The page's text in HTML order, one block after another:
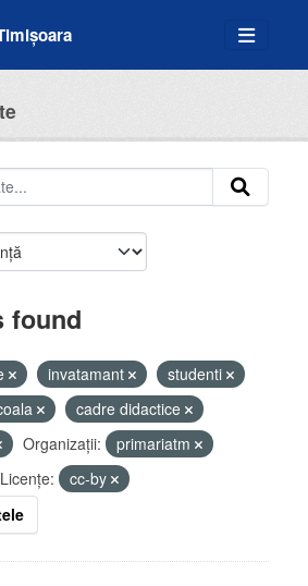
found
invatamant
studenti
cadre didactice
Organizații:
primariatm
Licenţe:
cc-by